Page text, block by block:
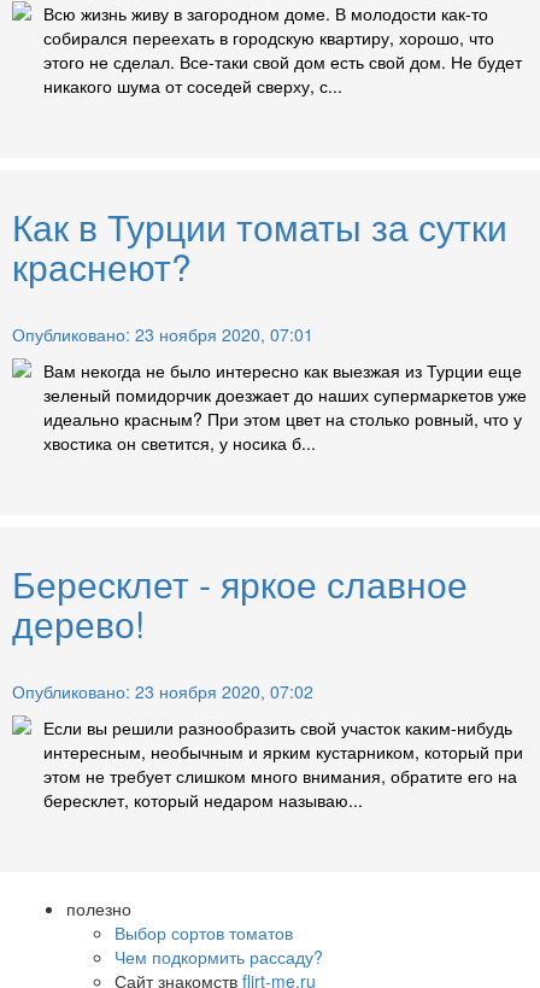
Всю жизнь живу в загородном доме. В молодости как-то
собирался переехать в городскую квартиру, хорошо, что
этого не сделал. Все-таки свой дом есть свой дом. Не будет
никакого шума от соседей сверху, с...
Как в Турции томаты за сутки
краснеют?
Опубликовано: 23 ноября 2020, 07:01
Вам некогда не было интересно как выезжая из Турции еще
зеленый помидорчик доезжает до наших супермаркетов уже
идеально красным? При этом цвет на столько ровный, что у
хвостика он светится, у носика б...
Бересклет - яркое славное
дерево!
Опубликовано: 23 ноября 2020, 07:02
Если вы решили разнообразить свой участок каким-нибудь
интересным, необычным и ярким кустарником, который при
этом не требует слишком много внимания, обратите его на
бересклет, который недаром называю...
полезно
Выбор сортов томатов
Чем подкормить рассаду?
Сайт знакомств flirt-me.ru